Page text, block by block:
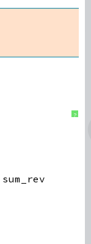
?
sum_rev